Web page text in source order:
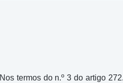
Nos termos do n.º 3 do artigo